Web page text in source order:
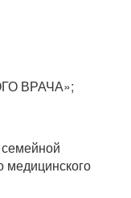
ВРАЧА»;
медицинского